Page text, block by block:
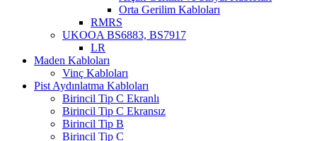
Orta Gerilim Kabloları
RMRS
UKOOA BS6883, BS7917
LR
Maden Kabloları
Vinç Kabloları
Pist Aydınlatma Kabloları
Birincil Tip C Ekranlı
Birincil Tip C Ekransız
Birincil Tip B
Birincil Tip C